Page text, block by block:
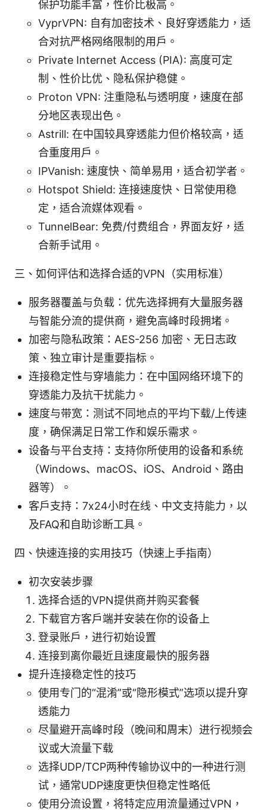
保护功能丰富，性价比极高。
VyprVPN: 自有加密技术、良好穿透能力，适
合对抗严格网络限制的用户。
Private Internet Access (PIA): 高度可定
制、性价比优、隐私保护稳健。
Proton VPN: 注重隐私与透明度，速度在部
分地区表现出色。
Astrill: 在中国较具穿透能力但价格较高，适
合重度用户。
IPVanish: 速度快、简单易用，适合初学者。
Hotspot Shield: 连接速度快、日常使用稳
定，适合流媒体观看。
TunnelBear: 免费/付费组合，界面友好，适
合新手试用。
三、如何评估和选择合适的VPN（实用标准）
服务器覆盖与负载：优先选择拥有大量服务器
与智能分流的提供商，避免高峰时段拥堵。
加密与隐私政策：AES-256 加密、无日志政
策、独立审计是重要指标。
连接稳定性与穿墙能力：在中国网络环境下的
穿透能力及抗干扰能力。
速度与带宽：测试不同地点的平均下载/上传速
度，确保满足日常工作和娱乐需求。
设备与平台支持：支持你所使用的设备和系统
（Windows、macOS、iOS、Android、路由
器等）。
客户支持：7x24小时在线、中文支持能力，以
及FAQ和自助诊断工具。
四、快速连接的实用技巧（快速上手指南）
初次安装步骤
选择合适的VPN提供商并购买套餐
下载官方客户端并安装在你的设备上
登录账户，进行初始设置
连接到离你最近且速度最快的服务器
提升连接稳定性的技巧
使用专门的“混淆”或“隐形模式”选项以提升穿
透能力
尽量避开高峰时段（晚间和周末）进行视频会
议或大流量下载
选择UDP/TCP两种传输协议中的一种进行测
试，通常UDP速度更快但稳定性略低
使用分流设置，将特定应用流量通过VPN，